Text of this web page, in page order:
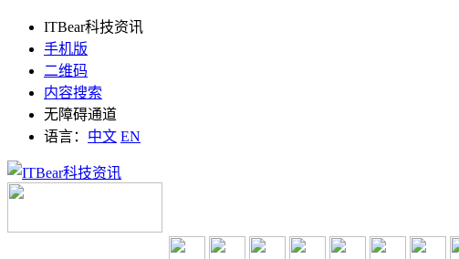
ITBear科技资讯
手机版
二维码
内容搜索
无障碍通道
语言： 中文 EN